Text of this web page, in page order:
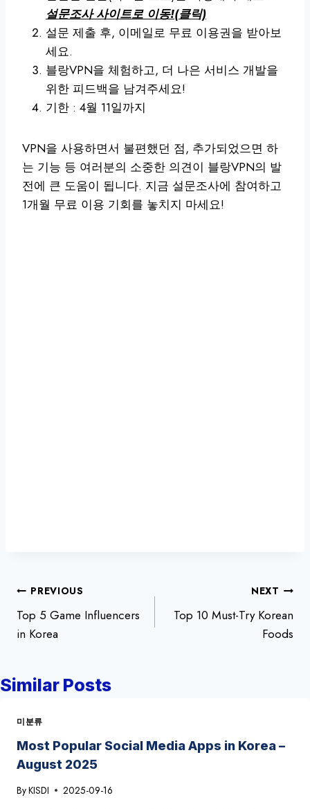
설문조사 사이트로 이동!(클릭)
설문 제출 후, 이메일로 무료 이용권을 받아보
세요.
블랑VPN을 체험하고, 더 나은 서비스 개발을
위한 피드백을 남겨주세요!
기한 : 4월 11일까지
VPN을 사용하면서 불편했던 점, 추가되었으면 하
는 기능 등 여러분의 소중한 의견이 블랑VPN의 발
전에 큰 도움이 됩니다. 지금 설문조사에 참여하고
1개월 무료 이용 기회를 놓치지 마세요!
글
탐
색
PREVIOUS
Top 5 Game Influencers
in Korea
NEXT
Top 10 Must-Try Korean
Foods
Similar Posts
미분류
Most Popular Social Media Apps in Korea –
August 2025
ByKISDI 2025-09-16